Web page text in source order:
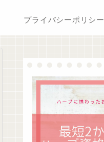
プライバシーポリシー